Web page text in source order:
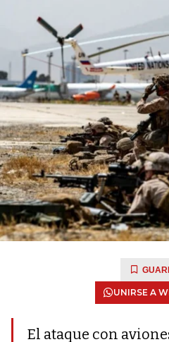
UNIRSE A
El ataque con